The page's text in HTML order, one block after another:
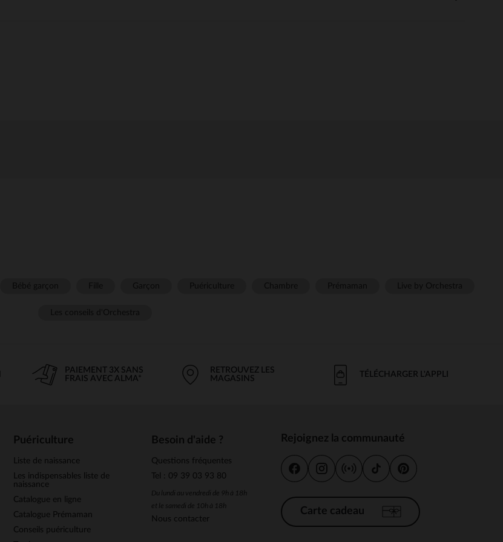
PAIEMENT 3X SANS
FRAIS AVEC ALMA*
RETROUVEZ LES
MAGASINS
TÉLÉCHARGER L'APPLI
Puériculture
Liste de naissance
Les indispensables liste de
naissance
Catalogue en ligne
Catalogue Prémaman
Conseils puériculture
Besoin d'aide ?
Questions fréquentes
Tel : 09 39 03 93 80
Du lundi au vendredi de 9h à 18h
et le samedi de 10h à 18h
Nous contacter
Rejoignez la communauté
Carte cadeau